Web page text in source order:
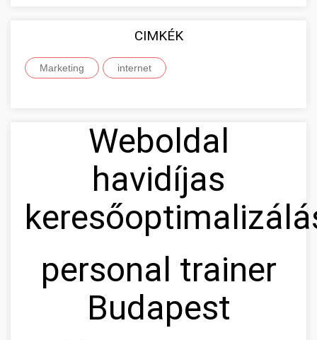
CIMKÉK
Marketing internet
Weboldal
havidíjas
personal trainer
Budapest